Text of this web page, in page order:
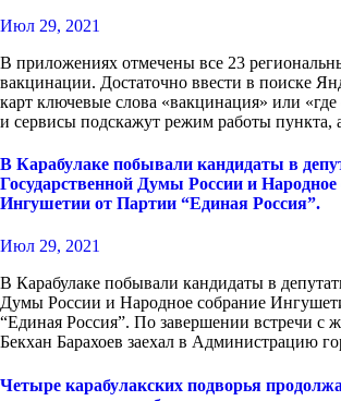
Июл 29, 2021
В приложениях отмечены все 23
вакцинации. Достаточно ввести в поиске
карт ключевые слова «вакцинация» или «где
и сервисы подскажут режим работы пункта,
В Карабулаке побывали кандидаты в
Государственной Думы России и Народное
Ингушетии от Партии “Единая Россия”.
Июл 29, 2021
В Карабулаке побывали кандидаты в
Думы России и Народное собрание
“Единая Россия”. По завершении встречи с
Бекхан Барахоев заехал в Администрацию
Четыре карабулакских подворья